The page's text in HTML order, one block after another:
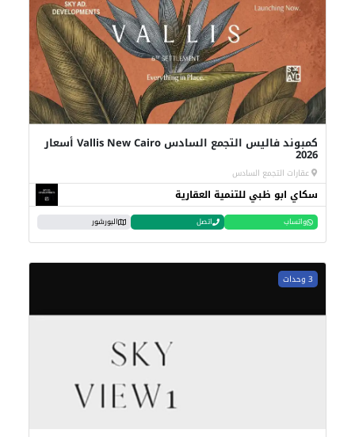
كمبوند فاليس التجمع السادس Vallis New Cairo أسعار
2026
عقارات التجمع السادس
سكاي ابو ظبي للتنمية العقارية
واتساب اتصل البورشور
3 وحدات